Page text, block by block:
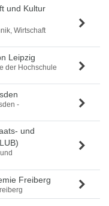
und Kultur
Wirtschaft
Leipzig
der Hochschule
-
und
Freiberg